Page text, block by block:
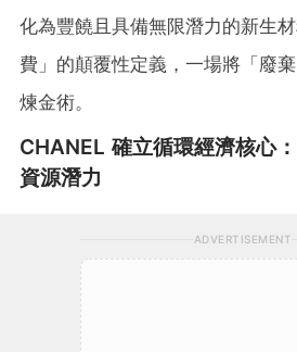
化為豐饒且具備無限潛力的新生
費」的顛覆性定義，一場將「廢
煉金術。
CHANEL 確立循環經濟核心
資源潛力
ADVERTISEMENT